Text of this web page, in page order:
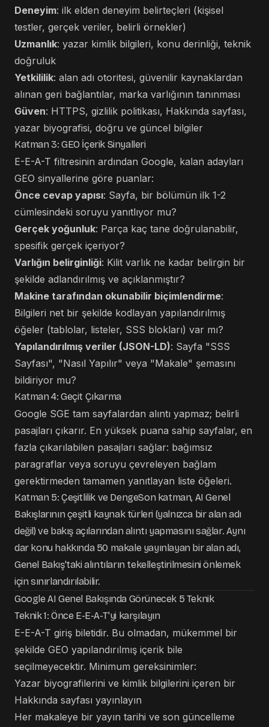
Deneyim: ilk elden deneyim belirteçleri (kişisel
testler, gerçek veriler, belirli örnekler)
Uzmanlık: yazar kimlik bilgileri, konu derinliği, teknik
doğruluk
Yetkililik: alan adı otoritesi, güvenilir kaynaklardan
alınan geri bağlantılar, marka varlığının tanınması
Güven: HTTPS, gizlilik politikası, Hakkında sayfası,
yazar biyografisi, doğru ve güncel bilgiler
Katman 3: GEO İçerik Sinyalleri
E-E-A-T filtresinin ardından Google, kalan adayları
GEO sinyallerine göre puanlar:
Önce cevap yapısı: Sayfa, bir bölümün ilk 1-2
cümlesindeki soruyu yanıtlıyor mu?
Gerçek yoğunluk: Parça kaç tane doğrulanabilir,
spesifik gerçek içeriyor?
Varlığın belirginliği: Kilit varlık ne kadar belirgin bir
şekilde adlandırılmış ve açıklanmıştır?
Makine tarafından okunabilir biçimlendirme:
Bilgileri net bir şekilde kodlayan yapılandırılmış
öğeler (tablolar, listeler, SSS blokları) var mı?
Yapılandırılmış veriler (JSON-LD): Sayfa "SSS
Sayfası", "Nasıl Yapılır" veya "Makale" şemasını
bildiriyor mu?
Katman 4: Geçit Çıkarma
Google SGE tam sayfalardan alıntı yapmaz; belirli
pasajları çıkarır. En yüksek puana sahip sayfalar, en
fazla çıkarılabilen pasajları sağlar: bağımsız
paragraflar veya soruyu çevreleyen bağlam
gerektirmeden tamamen yanıtlayan liste öğeleri.
Katman 5: Çeşitlilik ve DengeSon katman, AI Genel
Bakışlarının çeşitli kaynak türleri (yalnızca bir alan adı
değil) ve bakış açılarından alıntı yapmasını sağlar. Aynı
dar konu hakkında 50 makale yayınlayan bir alan adı,
Genel Bakış'taki alıntıların tekelleştirilmesini önlemek
için sınırlandırılabilir.
Google AI Genel Bakışında Görünecek 5 Teknik
Teknik 1: Önce E-E-A-T'yi karşılayın
E-E-A-T giriş biletidir. Bu olmadan, mükemmel bir
şekilde GEO yapılandırılmış içerik bile
seçilmeyecektir. Minimum gereksinimler:
Yazar biyografilerini ve kimlik bilgilerini içeren bir
Hakkında sayfası yayınlayın
Her makaleye bir yayın tarihi ve son güncelleme